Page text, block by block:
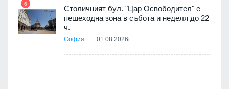
6
Столичният бул. "Цар Освободител" е
пешеходна зона в събота и неделя до 22
ч.
София 01.08.2026г.